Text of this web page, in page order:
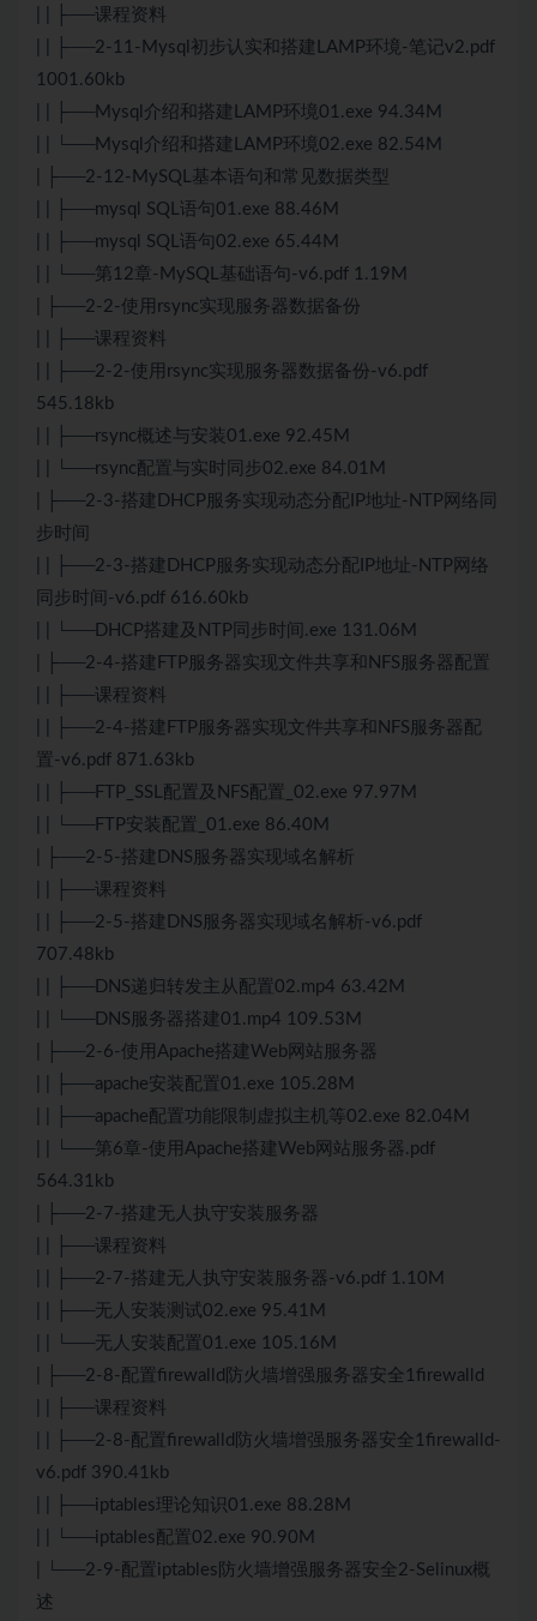
| | ├──课程资料
| | ├──2-11-Mysql初步认实和搭建LAMP环境-笔记v2.pdf
1001.60kb
| | ├──Mysql介绍和搭建LAMP环境01.exe 94.34M
| | └──Mysql介绍和搭建LAMP环境02.exe 82.54M
| ├──2-12-MySQL基本语句和常见数据类型
| | ├──mysql SQL语句01.exe 88.46M
| | ├──mysql SQL语句02.exe 65.44M
| | └──第12章-MySQL基础语句-v6.pdf 1.19M
| ├──2-2-使用rsync实现服务器数据备份
| | ├──课程资料
| | ├──2-2-使用rsync实现服务器数据备份-v6.pdf
545.18kb
| | ├──rsync概述与安装01.exe 92.45M
| | └──rsync配置与实时同步02.exe 84.01M
| ├──2-3-搭建DHCP服务实现动态分配IP地址-NTP网络同
步时间
| | ├──2-3-搭建DHCP服务实现动态分配IP地址-NTP网络
同步时间-v6.pdf 616.60kb
| | └──DHCP搭建及NTP同步时间.exe 131.06M
| ├──2-4-搭建FTP服务器实现文件共享和NFS服务器配置
| | ├──课程资料
| | ├──2-4-搭建FTP服务器实现文件共享和NFS服务器配
置-v6.pdf 871.63kb
| | ├──FTP_SSL配置及NFS配置_02.exe 97.97M
| | └──FTP安装配置_01.exe 86.40M
| ├──2-5-搭建DNS服务器实现域名解析
| | ├──课程资料
| | ├──2-5-搭建DNS服务器实现域名解析-v6.pdf
707.48kb
| | ├──DNS递归转发主从配置02.mp4 63.42M
| | └──DNS服务器搭建01.mp4 109.53M
| ├──2-6-使用Apache搭建Web网站服务器
| | ├──apache安装配置01.exe 105.28M
| | ├──apache配置功能限制虚拟主机等02.exe 82.04M
| | └──第6章-使用Apache搭建Web网站服务器.pdf
564.31kb
| ├──2-7-搭建无人执守安装服务器
| | ├──课程资料
| | ├──2-7-搭建无人执守安装服务器-v6.pdf 1.10M
| | ├──无人安装测试02.exe 95.41M
| | └──无人安装配置01.exe 105.16M
| ├──2-8-配置firewalld防火墙增强服务器安全1firewalld
| | ├──课程资料
| | ├──2-8-配置firewalld防火墙增强服务器安全1firewalld-
v6.pdf 390.41kb
| | ├──iptables理论知识01.exe 88.28M
| | └──iptables配置02.exe 90.90M
| └──2-9-配置iptables防火墙增强服务器安全2-Selinux概
述